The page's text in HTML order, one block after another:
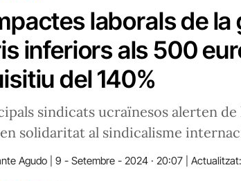
laborals de la
inferiors als 500
del 140%
sindicats ucraïnesos alerten
solidaritat al sindicalisme
Agudo 9 - Setembre - 2024 · 20:07 Actualitzat: